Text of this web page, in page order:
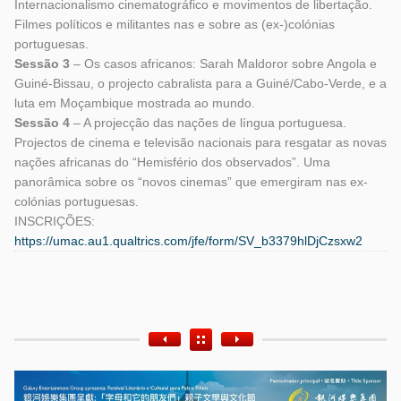
Internacionalismo cinematográfico e movimentos de libertação.
Filmes políticos e militantes nas e sobre as (ex-)colónias
portuguesas.
Sessão 3– Os casos africanos: Sarah Maldoror sobre Angola e
Guiné-Bissau, o projecto cabralista para a Guiné/Cabo-Verde, e a
luta em Moçambique mostrada ao mundo.
Sessão 4– A projecção das nações de língua portuguesa.
Projectos de cinema e televisão nacionais para resgatar as novas
nações africanas do “Hemisfério dos observados”. Uma
panorâmica sobre os “novos cinemas” que emergiram nas ex-
colónias portuguesas.
INSCRIÇÕES:
https://umac.au1.qualtrics.com/jfe/form/SV_b3379hlDjCzsxw2